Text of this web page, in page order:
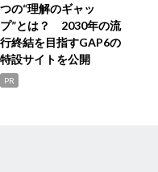
つの“理解のギャッ
プ”とは？ 2030年の流
行終結を目指すGAP6の
特設サイトを公開
PR